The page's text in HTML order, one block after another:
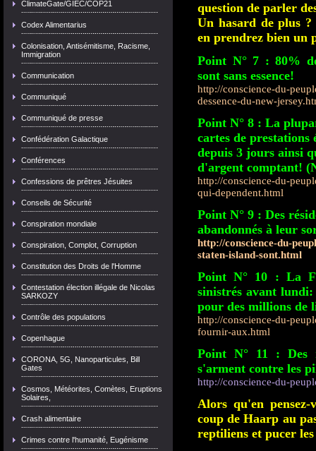
ClimateGate/GIEC/COP21
Codex Alimentarius
Colonisation, Antisémitisme, Racisme,
Immigration
Communication
Communiqué
Communiqué de presse
Confédération Galactique
Conférences
Confessions de prêtres Jésuites
Conseils de Sécurité
Conspiration mondiale
Conspiration, Complot, Corruption
Constitution des Droits de l'Homme
Contestation élection illégale de Nicolas
SARKOZY
Contrôle des populations
Copenhague
CORONA, 5G, Nanoparticules, Bill
Gates
Cosmos, Météorites, Comètes, Eruptions
Solaires,
Crash alimentaire
Crimes contre l'humanité, Eugénisme
question de parler
Un hasard de plus ?
en prendrez bien un
Point N° 7 : 80%
sont sans essence!
http://conscience-du-
dessence-du-new-
Point N° 8 : La
cartes de
depuis 3 jours ainsi
d'argent comptant!
http://conscience-du-
qui-dependent.html
Point N° 9 : Des
abandonnés à leur
http://conscience-du-
staten-island-sont.html
Point N° 10 : La
sinistrés avant lundi:
pour des millions de
http://conscience-du-
fournir-aux.html
Point N° 11 : Des
s'arment contre les
http://conscience-du-
Alors qu'en
coup de Haarp au
reptiliens et pucer